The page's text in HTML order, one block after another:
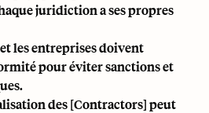
juridiction a ses propres
les entreprises doivent
pour éviter sanctions et
des [Contractors] peut